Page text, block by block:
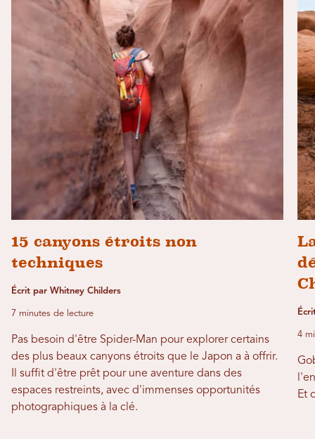
15 canyons étroits non
techniques
Écrit par Whitney Childers
7 minutes de lecture
Pas besoin d'être Spider-Man pour explorer certains
des plus beaux canyons étroits que le Japon a à offrir.
Il suffit d'être prêt pour une aventure dans des
espaces restreints, avec d'immenses opportunités
photographiques à la clé.
4
Et